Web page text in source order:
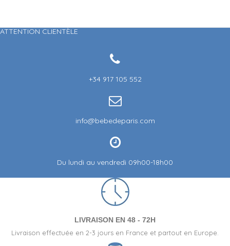
ATTENTION CLIENTÈLE
+34 917 105 552
info@bebedeparis.com
Du lundi au vendredi 09h00-18h00
LIVRAISON EN 48 - 72H
Livraison effectuée en 2-3 jours en France et partout en Europe.